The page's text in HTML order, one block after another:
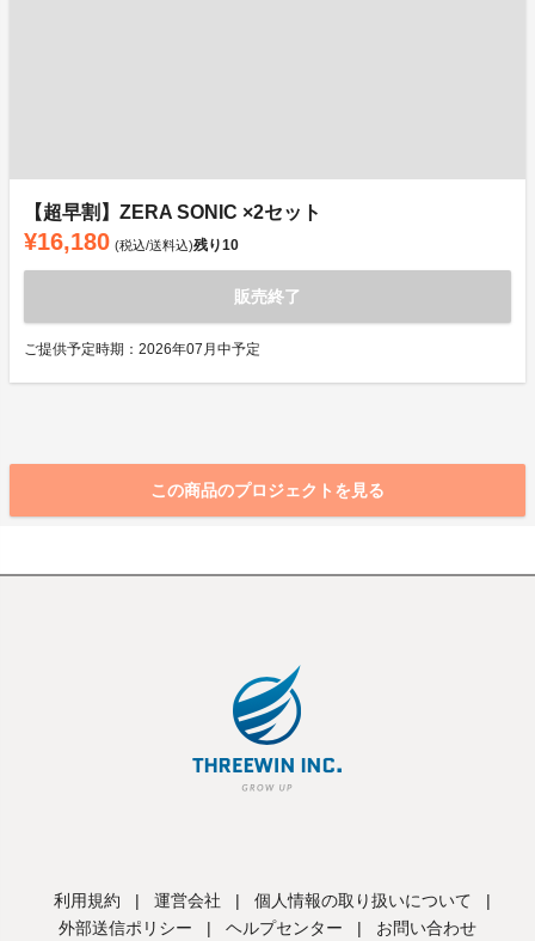
【超早割】ZERA SONIC ×2セット
¥16,180 (税込/送料込)残り10
販売終了
ご提供予定時期：2026年07月中予定
この商品のプロジェクトを見る
利用規約 | 運営会社 | 個人情報の取り扱いについて
|
外部送信ポリシー
| ヘルプセンター | お問い合わせ